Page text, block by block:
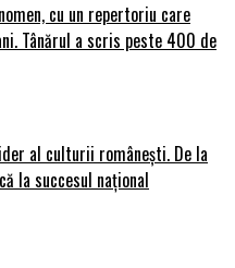
cu un repertoriu care
Tânărul a scris peste 400 de
al culturii românești. De la
la succesul național